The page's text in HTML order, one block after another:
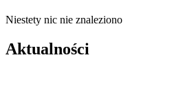
Niestety nic nie znaleziono
Aktualności